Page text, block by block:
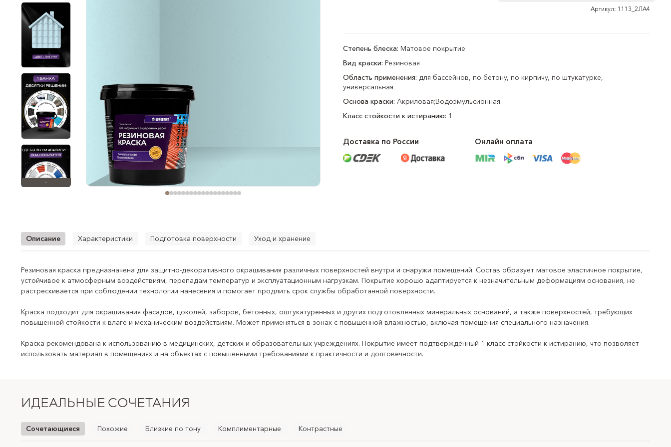
Артикул: 1113_2ЛА4
Степень блеска: Матовое покрытие
Вид краски: Резиновая
Область применения: для бассейнов, по бетону, по кирпичу, по штукатурке,
универсальная
Основа краски: Акриловая;Водоэмульсионная
Класс стойкости к истиранию: 1
Доставка по России Онлайн оплата
Описание Характеристики Подготовка поверхности Уход и хранение
Резиновая краска предназначена для защитно-декоративного окрашивания различных поверхностей внутри и снаружи помещений. Состав образует матовое эластичное покрытие,
устойчивое к атмосферным воздействиям, перепадам температур и эксплуатационным нагрузкам. Покрытие хорошо адаптируется к незначительным деформациям основания, не
растрескивается при соблюдении технологии нанесения и помогает продлить срок службы обработанной поверхности.
Краска подходит для окрашивания фасадов, цоколей, заборов, бетонных, оштукатуренных и других подготовленных минеральных оснований, а также поверхностей, требующих
повышенной стойкости к влаге и механическим воздействиям. Может применяться в зонах с повышенной влажностью, включая помещения специального назначения.
Краска рекомендована к использованию в медицинских, детских и образовательных учреждениях. Покрытие имеет подтверждённый 1 класс стойкости к истиранию, что позволяет
использовать материал в помещениях и на объектах с повышенными требованиями к практичности и долговечности.
Тип продукта:
резиновая краска
Назначение:
защитно-декоративное окрашивание поверхностей внутри и снаружи помещений
Область применения:
Тип оснований:
бетон, кирпич, штукатурка, шпаклёвка, гипсокартон, ранее окрашенные поверхности и другие
Подходящие поверхности:
фасады, цоколи, стены, заборы, бетонные и оштукатуренные поверхности, помещения с повышенной
Декоративный эффект:
ИДЕАЛЬНЫЕ СОЧЕТАНИЯ
Сочетающиеся Похожие Близкие по тону Комплиментарные Контрастные